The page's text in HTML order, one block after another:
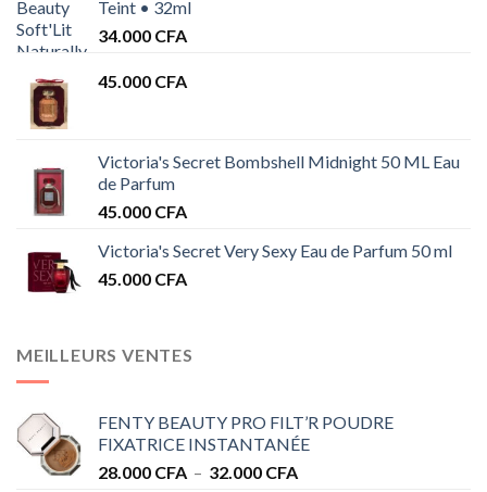
Teint • 32ml
34.000 CFA
45.000 CFA
Victoria's Secret Bombshell Midnight 50 ML Eau
de Parfum
45.000 CFA
Victoria's Secret Very Sexy Eau de Parfum 50 ml
45.000 CFA
MEILLEURS VENTES
FENTY BEAUTY PRO FILT’R POUDRE
FIXATRICE INSTANTANÉE
28.000 CFA – 32.000 CFAPlage